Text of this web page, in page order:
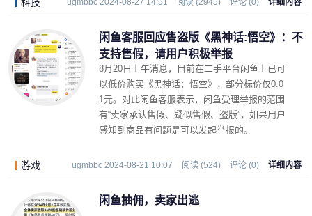
ugmbbc 2024-08-27 14:51 阅读 (2945) 评论 (0) 详细内容
闲鱼客服回应售盗版《黑神话:悟空》：不
支持售假，请用户积极举报
8月20日上午消息，目前在二手平台闲鱼上已可
以低价购买《黑神话：悟空》，部分标价仅0.0
1元。对此闲鱼客服表示，闲鱼受理举报的范围
有“卖家承认售假、疑似售假、盗版”，如果用户
感知到商品有问题是可以发起举报的。
游戏 ugmbbc 2024-08-21 10:07 阅读 (524) 评论 (0) 详细内容
闲鱼抽佣，卖家出逃